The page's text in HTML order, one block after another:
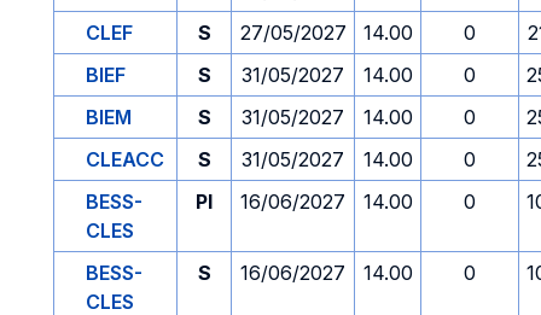
CLEF
S 27/05/2027 14.00 0
BIEF
S 31/05/2027 14.00 0
BIEM
S 31/05/2027 14.00 0
CLEACC
S 31/05/2027 14.00 0
BESS-
CLES
PI 16/06/2027 14.00 0
BESS-
CLES
S 16/06/2027 14.00 0